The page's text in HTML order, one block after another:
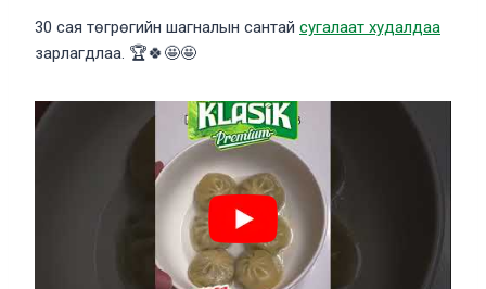
30 сая төгрөгийн шагналын сантай сугалаат худалдаа
зарлагдлаа. 🏆🍀🤩🤩